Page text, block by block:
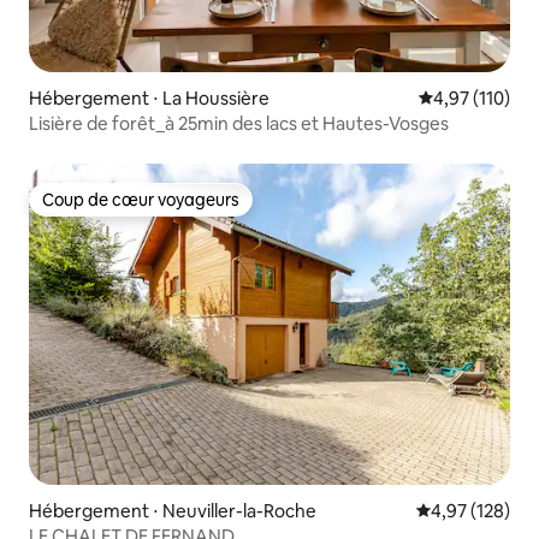
Hébergement ⋅ La Houssière Évaluation
4,97 (110)
Lisière de forêt_à 25min des lacs et Hautes-Vosges
Coup de cœur voyageurs
Coup de cœur voyageurs
Hébergement ⋅ Neuviller-la-Roche Évaluation
4,97 (128)